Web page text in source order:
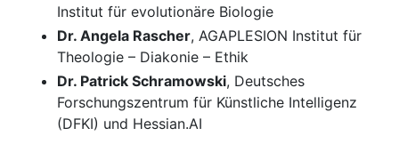
Institut für evolutionäre Biologie
Dr. Angela Rascher, AGAPLESION Institut für
Theologie – Diakonie – Ethik
Dr. Patrick Schramowski, Deutsches
Forschungszentrum für Künstliche Intelligenz
(DFKI) und Hessian.AI